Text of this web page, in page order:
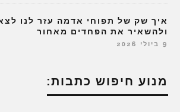
איך שק של תפוחי אדמה עזר לנו
ולהשאיר את הפחדים מאחור
9 ביולי 2026
מנוע חיפוש כתבות: